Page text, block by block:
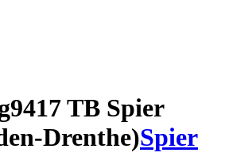
9417 TB Spier
Drenthe)Spier